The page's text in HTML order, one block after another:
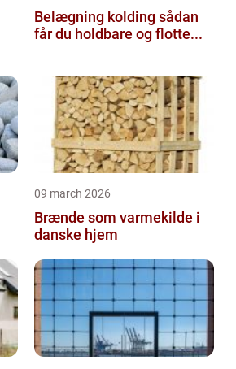
Belægning kolding sådan
får du holdbare og flotte...
09 march 2026
Brænde som varmekilde i
danske hjem